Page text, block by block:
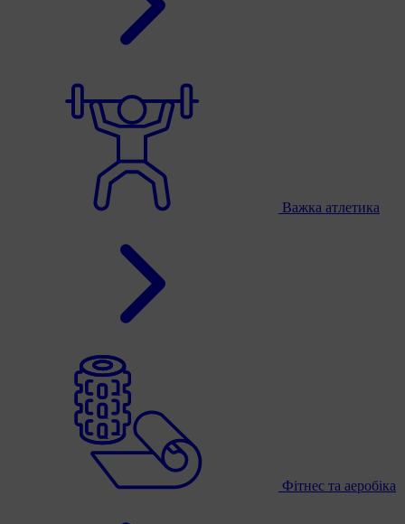
Важка атлетика
Фітнес та аеробіка